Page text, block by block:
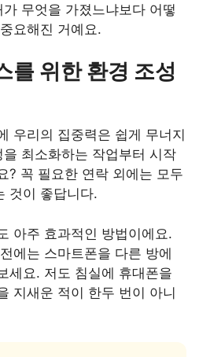
무엇을 가졌느냐보다 어떻
요해진 거예요.
를 위한 환경 조성
우리의 집중력은 쉽게 무너지
최소화하는 작업부터 시작
? 꼭 필요한 연락 외에는 모두
것이 좋답니다.
아주 효과적인 방법이에요.
에는 스마트폰을 다른 방에
세요. 저도 침실에 휴대폰을
지새운 적이 한두 번이 아니